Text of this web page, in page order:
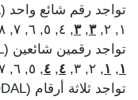
تواجد رقم شائع واحد (UNIMODAL)
١, ٢,
٣,٣, ٤, ٥, ٦, ٧, ٨, ٩
تواجد رقمين شائعين (BIMODAL)
١, ١, ٢, ٣, ٤, ٤, ٥, ٦, ٧, ٨, ٩
تواجد ثلاثة أرقام (TRIMODAL)